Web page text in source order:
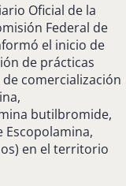
Oficial de la
Federal de
el inicio de
de prácticas
comercialización
butilbromide,
en el territorio